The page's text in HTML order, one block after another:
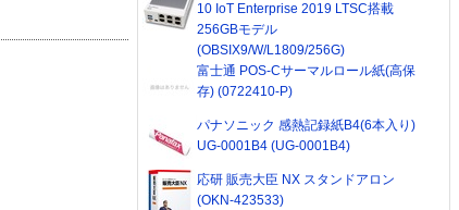
10 IoT Enterprise 2019 LTSC搭載
256GBモデル
(OBSIX9/W/L1809/256G)
富士通 POS-Cサーマルロール紙(高保
存) (0722410-P)
パナソニック 感熱記録紙B4(6本入り)
UG-0001B4 (UG-0001B4)
応研 販売大臣 NX スタンドアロン
(OKN-423533)